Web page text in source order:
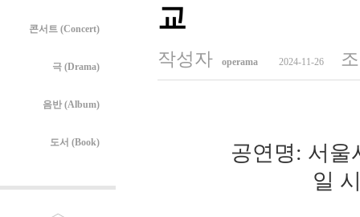
콘서트 (Concert)
극 (Drama)
음반 (Album)
도서 (Book)
교
작성자 operama 2024-11-26
공연명: 서울
일